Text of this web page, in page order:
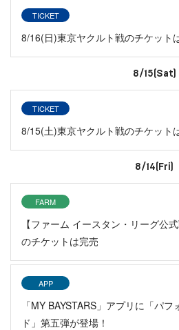
TICKET
8/16(日)東京ヤクルト戦のチケット
8/15(Sat)
TICKET
8/15(土)東京ヤクルト戦のチケット
8/14(Fri)
FARM
【ファーム イースタン・リーグ公
のチケットは完売
APP
「MY BAYSTARS」アプリに「パ
ド」第五弾が登場！